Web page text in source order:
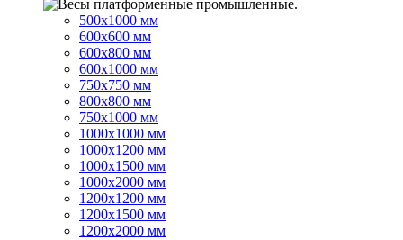
500x1000 мм
600x600 мм
600x800 мм
600x1000 мм
750x750 мм
800x800 мм
750x1000 мм
1000x1000 мм
1000x1200 мм
1000x1500 мм
1000x2000 мм
1200x1200 мм
1200x1500 мм
1200x2000 мм